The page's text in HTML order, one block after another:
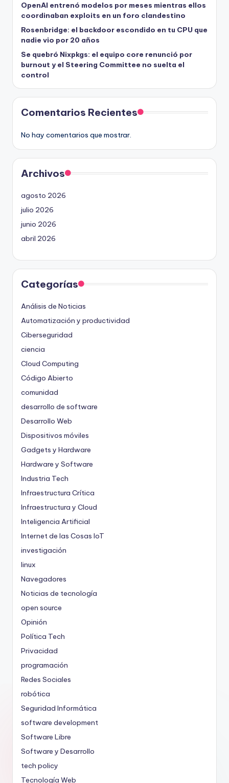
OpenAI entrenó modelos por meses mientras ellos
coordinaban exploits en un foro clandestino
Rosenbridge: el backdoor escondido en tu CPU que
nadie vio por 20 años
Se quebró Nixpkgs: el equipo core renunció por
burnout y el Steering Committee no suelta el
control
Comentarios Recientes
No hay comentarios que mostrar.
Archivos
agosto 2026
julio 2026
junio 2026
abril 2026
Categorías
Análisis de Noticias
Automatización y productividad
Ciberseguridad
ciencia
Cloud Computing
Código Abierto
comunidad
desarrollo de software
Desarrollo Web
Dispositivos móviles
Gadgets y Hardware
Hardware y Software
Industria Tech
Infraestructura Crítica
Infraestructura y Cloud
Inteligencia Artificial
Internet de las Cosas IoT
investigación
linux
Navegadores
Noticias de tecnología
open source
Opinión
Política Tech
Privacidad
programación
Redes Sociales
robótica
Seguridad Informática
software development
Software Libre
Software y Desarrollo
tech policy
Tecnología Web